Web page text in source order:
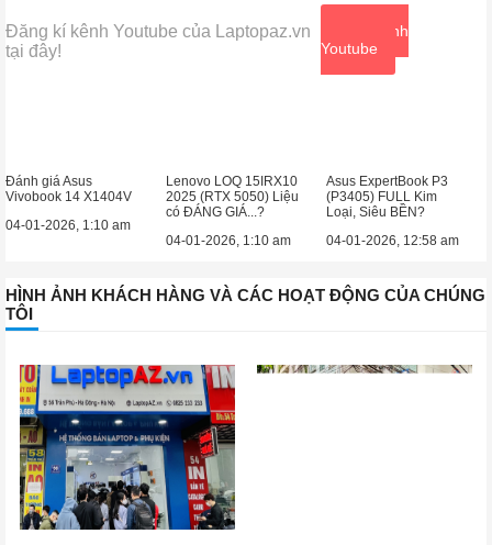
Đăng kí kênh Youtube của Laptopaz.vn
tại đây!
Xem kênh
Youtube
Đánh giá Asus
Vivobook 14 X1404V
04-01-2026, 1:10 am
Lenovo LOQ 15IRX10
2025 (RTX 5050) Liệu
có ĐÁNG GIÁ...?
04-01-2026, 1:10 am
Asus ExpertBook P3
(P3405) FULL Kim
Loại, Siêu BỀN?
04-01-2026, 12:58 am
HÌNH ẢNH KHÁCH HÀNG VÀ CÁC HOẠT ĐỘNG CỦA CHÚNG
TÔI